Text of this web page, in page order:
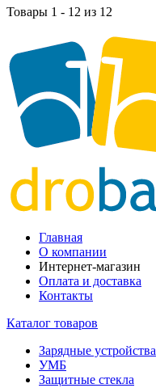
Товары 1 - 12 из 12
Главная
О компании
Интернет-магазин
Оплата и доставка
Контакты
Каталог товаров
Зарядные устройства
УМБ
Защитные стекла